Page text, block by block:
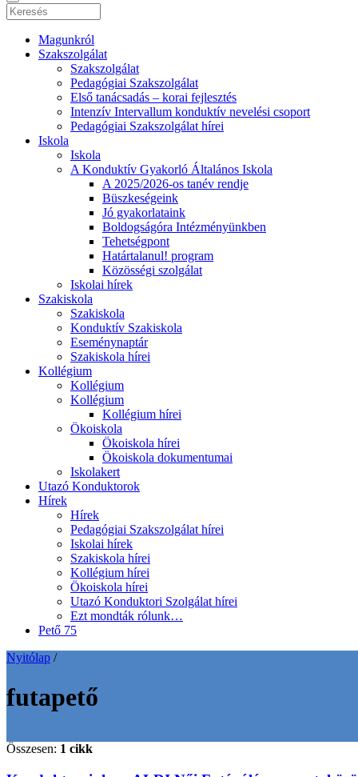
Magunkról
Szakszolgálat
Szakszolgálat
Pedagógiai Szakszolgálat
Első tanácsadás – korai fejlesztés
Intenzív Intervallum konduktív nevelési csoport
Pedagógiai Szakszolgálat hírei
Iskola
Iskola
A Konduktív Gyakorló Általános Iskola
A 2025/2026-os tanév rendje
Büszkeségeink
Jó gyakorlataink
Boldogságóra Intézményünkben
Tehetségpont
Határtalanul! program
Közösségi szolgálat
Iskolai hírek
Szakiskola
Szakiskola
Konduktív Szakiskola
Eseménynaptár
Szakiskola hírei
Kollégium
Kollégium
Kollégium
Kollégium hírei
Ökoiskola
Ökoiskola hírei
Ökoiskola dokumentumai
Iskolakert
Utazó Konduktorok
Hírek
Hírek
Pedagógiai Szakszolgálat hírei
Iskolai hírek
Szakiskola hírei
Kollégium hírei
Ökoiskola hírei
Utazó Konduktori Szolgálat hírei
Ezt mondták rólunk…
Pető 75
Nyitólap /
futapető
Összesen: 1 cikk